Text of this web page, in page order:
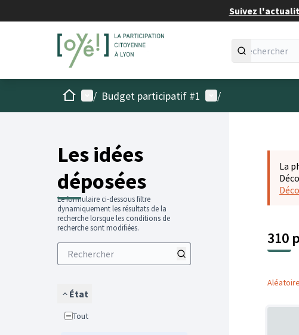
Suivez
AccueilMenu principal
/ Budget participatif #1 Menu utilisateur
/
Les idées
déposées
Le formulaire ci-dessous filtre
dynamiquement les résultats de la
recherche lorsque les conditions de
recherche sont modifiées.
État
Tout
La
310
Aléatoire